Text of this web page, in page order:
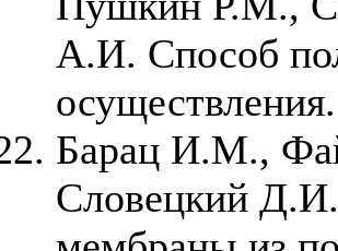
А.И. Способ
Барац И.М.,
Словецкий